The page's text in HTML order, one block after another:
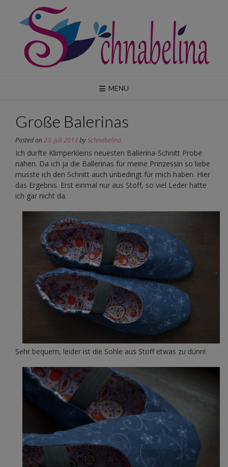
content
MENU
Große Balerinas
Posted on23. Juli 2013bySchnabelina
Ich durfte Klimperkleins neuesten Ballerina-Schnitt Probe
nähen. Da ich ja die Ballerinas für meine Prinzessin so liebe
musste ich den Schnitt auch unbedingt für mich haben. Hier
das Ergebnis. Erst einmal nur aus Stoff, so viel Leder hatte
ich gar nicht da.
Sehr bequem, leider ist die Sohle aus Stoff etwas zu dünn!